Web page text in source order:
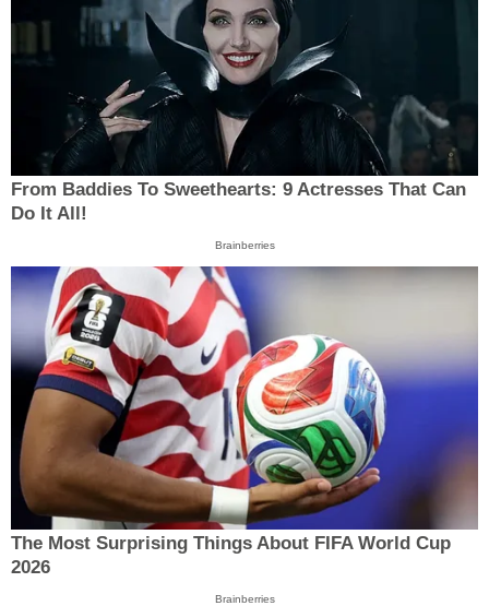
From Baddies To Sweethearts: 9 Actresses That Can
Do It All!
Brainberries
The Most Surprising Things About FIFA World Cup
2026
Brainberries